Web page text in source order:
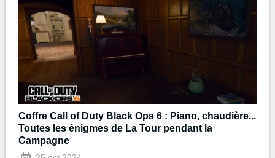
Coffre Call of Duty Black Ops 6 : Piano, chaudière...
Toutes les énigmes de La Tour pendant la
Campagne